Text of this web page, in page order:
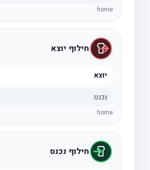
home
חילוף יוצא
יוצא
נכנס
home
חילוף נכנס